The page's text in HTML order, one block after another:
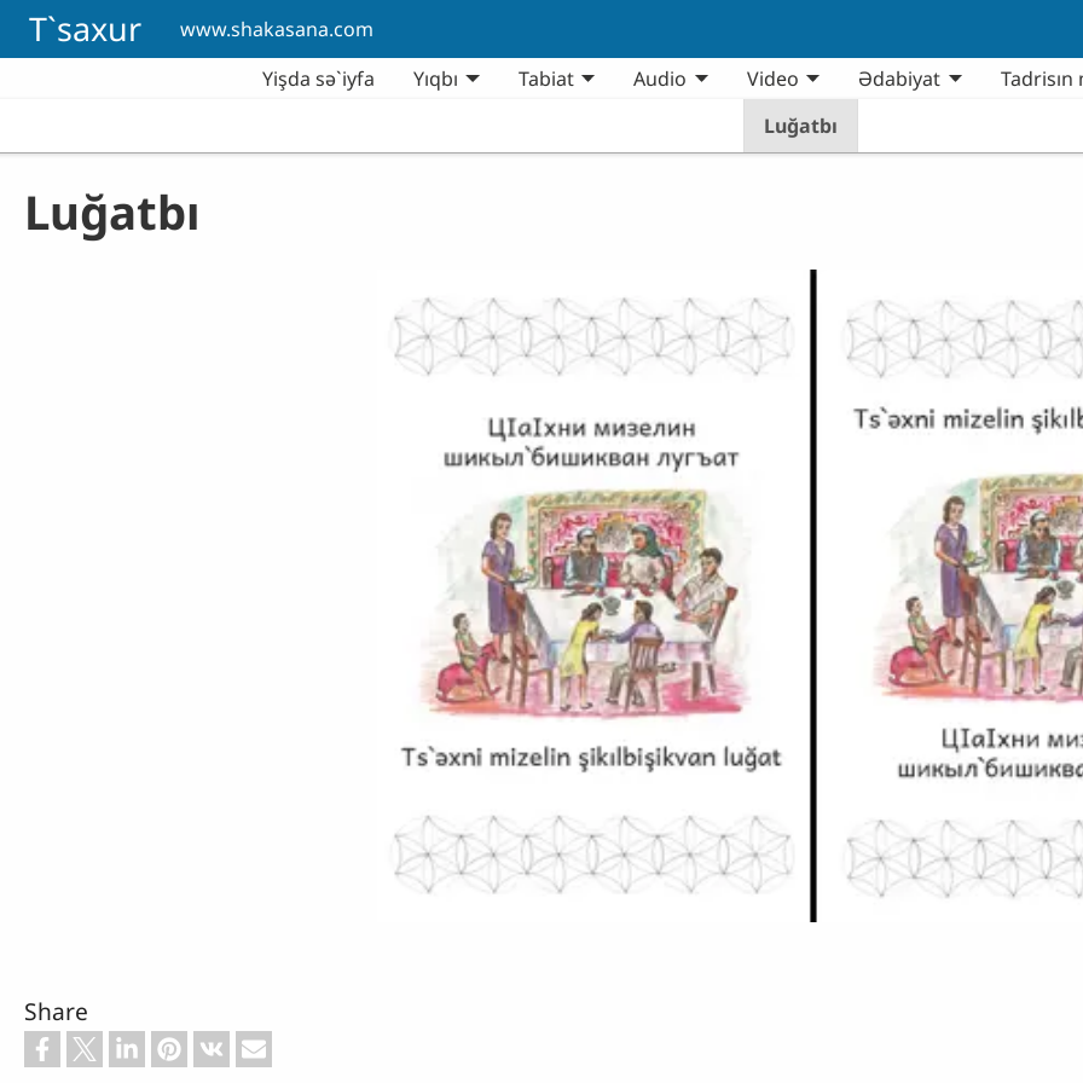
Skip to main content
T`saxur www.shakasana.com
Yişda sə`iyfa Yıqbı Tabiat Audio Video Ədabiyat Tadrisın
Luğatbı
Luğatbı
Share